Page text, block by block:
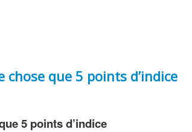
que 5 points d’indice
5 points d’indice